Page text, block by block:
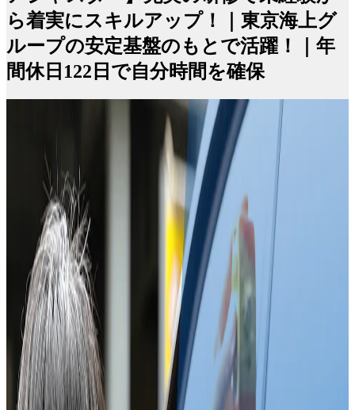
ら着実にスキルアップ！｜東京海上グ
ループの安定基盤のもとで活躍！｜年
間休日122日で自分時間を確保